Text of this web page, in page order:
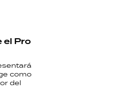
el Pro
como
del